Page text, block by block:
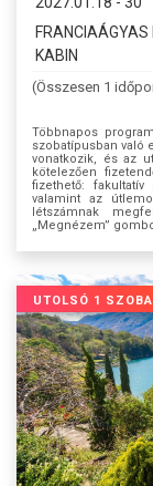
FRANCIAÁGYAS
KABIN
(Összesen 1
Többnapos
szobatípusban való
vonatkozik, és az
kötelezően
fizethető: fakultatív
valamint az
létszámnak
„Megnézem”
UTOLSÓ 1